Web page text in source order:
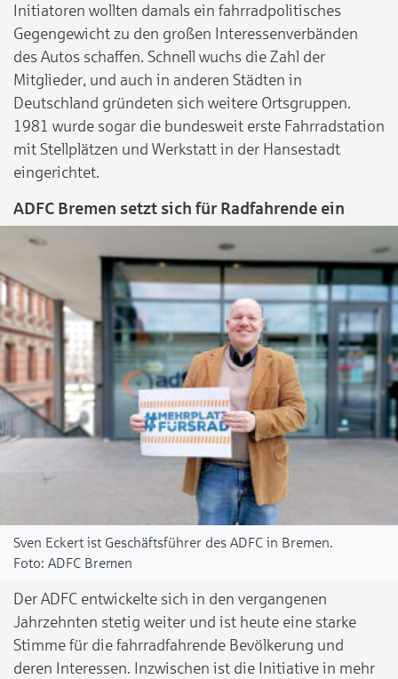
Initiatoren wollten damals ein fahrradpolitisches
Gegengewicht zu den großen Interessenverbänden
des Autos schaffen. Schnell wuchs die Zahl der
Mitglieder, und auch in anderen Städten in
Deutschland gründeten sich weitere Ortsgruppen.
1981 wurde sogar die bundesweit erste Fahrradstation
mit Stellplätzen und Werkstatt in der Hansestadt
eingerichtet.
ADFC Bremen setzt sich für Radfahrende ein
Sven Eckert ist Geschäftsführer des ADFC in Bremen.
ADFC Bremen
Der ADFC entwickelte sich in den vergangenen
Jahrzehnten stetig weiter und ist heute eine starke
Stimme für die fahrradfahrende Bevölkerung und
deren Interessen. Inzwischen ist die Initiative in mehr